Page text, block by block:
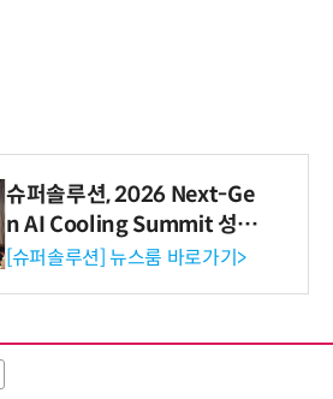
슈퍼솔루션, 2026 Next-Ge
n AI Cooling Summit 성황
리 성료
[슈퍼솔루션] 뉴스룸 바로가기>